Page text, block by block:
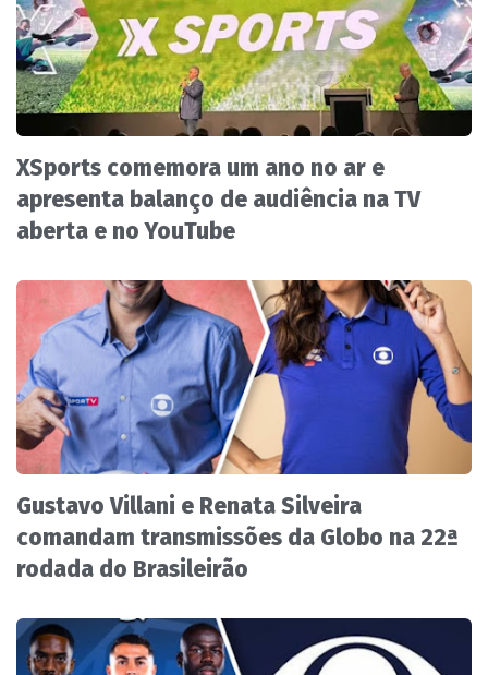
XSports comemora um ano no ar e
apresenta balanço de audiência na TV
aberta e no YouTube
Gustavo Villani e Renata Silveira
comandam transmissões da Globo na 22ª
rodada do Brasileirão